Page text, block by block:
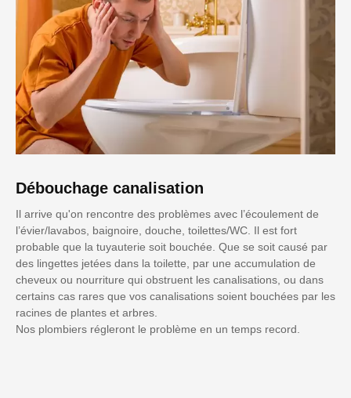
Débouchage canalisation
Il arrive qu'on rencontre des problèmes avec l’écoulement de
l’évier/lavabos, baignoire, douche, toilettes/WC. Il est fort
probable que la tuyauterie soit bouchée. Que se soit causé par
des lingettes jetées dans la toilette, par une accumulation de
cheveux ou nourriture qui obstruent les canalisations, ou dans
certains cas rares que vos canalisations soient bouchées par les
racines de plantes et arbres.
Nos plombiers régleront le problème en un temps record.